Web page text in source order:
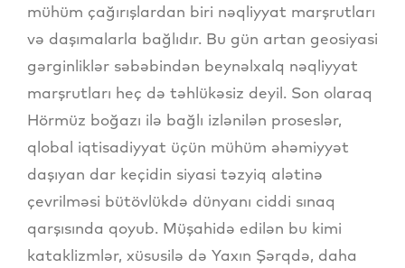
mühüm çağırışlardan biri nəqliyyat marşrutları
və daşımalarla bağlıdır. Bu gün artan geosiyasi
gərginliklər səbəbindən beynəlxalq nəqliyyat
marşrutları heç də təhlükəsiz deyil. Son olaraq
Hörmüz boğazı ilə bağlı izlənilən proseslər,
qlobal iqtisadiyyat üçün mühüm əhəmiyyət
daşıyan dar keçidin siyasi təzyiq alətinə
çevrilməsi bütövlükdə dünyanı ciddi sınaq
qarşısında qoyub. Müşahidə edilən bu kimi
kataklizmlər, xüsusilə də Yaxın Şərqdə, daha